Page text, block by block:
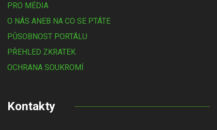
PRO MÉDIA
O NÁS ANEB NA CO SE PTÁTE
PŮSOBNOST PORTÁLU
PŘEHLED ZKRATEK
OCHRANA SOUKROMÍ
Kontakty